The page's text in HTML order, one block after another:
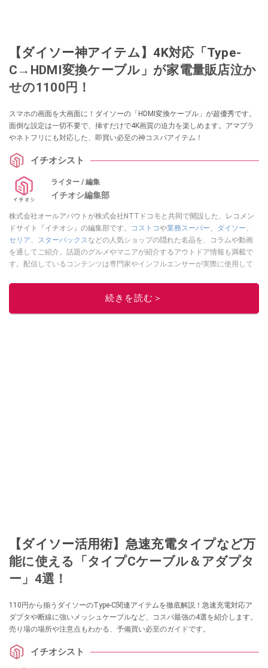
【ダイソー神アイテム】4K対応「Type-
C→HDMI変換ケーブル」が家電量販店泣か
せの1100円！
スマホの画面を大画面に！ダイソーの「HDMI変換ケーブル」が超優秀です。
面倒な設定は一切不要で、挿すだけで4K画質の迫力を楽しめます。アマプラ
やネトフリにも対応した、即買い必至の神コスパアイテム！
イチオシスト
ライター / 編集
イチオシ編集部
株式会社オールアバウトが株式会社NTTドコモと共同で開設した、レコメン
ドサイト『イチオシ』の編集部です。
コストコや業務スーパー、 ダイソー、
セリア、 スターバックスなどの人気ショップの隠れた名品を、コラムや動画
を通してご紹介。話題のグルメやマニアが紹介するアウトドア情報も満載で
す。配信しているコンテンツは専門家やインフルエンサーが実際に使用して
ニュースでフォロー
続きを読む＞
【ダイソー活用術】急速充電タイプなど万
能に使える「タイプCケーブル＆アダプタ
ー」4選！
110円から揃うダイソーのType-C関連アイテムを徹底解説！急速充電対応ア
ダプタや断線に強いメッシュケーブルなど、コスパ最強の4選を紹介します。
売り場の場所や注意点もわかる、予備買い必至のガイドです。
イチオシスト